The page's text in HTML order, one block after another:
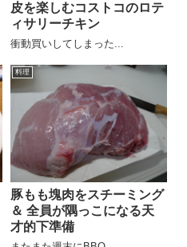
皮を楽しむコストコのロテ
ィサリーチキン
衝動買いしてしまった...
料理
豚もも塊肉をスチーミング
＆ 全員が隅っこになる天
才的下準備